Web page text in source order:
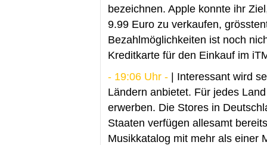
bezeichnen. Apple konnte ihr
9.99 Euro zu verkaufen,
Bezahlmöglichkeiten ist noch
Kreditkarte für den Einkauf im
- 19:06 Uhr - | Interessant wird
Ländern anbietet. Für jedes
erwerben. Die Stores in
Staaten verfügen allesamt
Musikkatalog mit mehr als einer